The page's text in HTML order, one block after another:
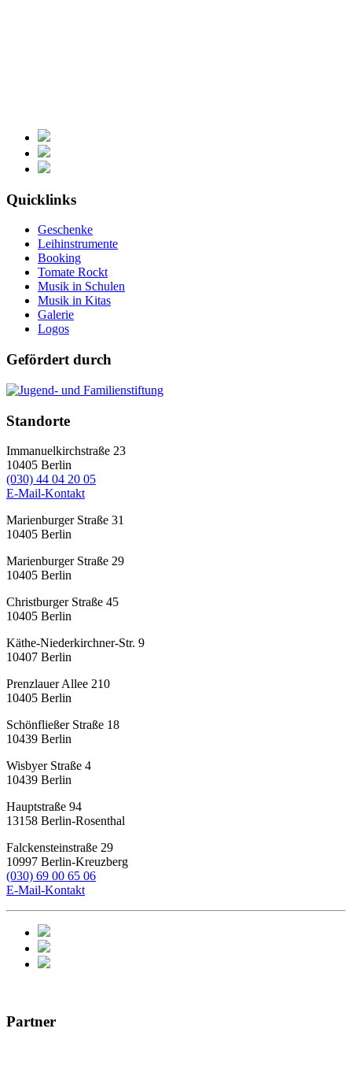
Quicklinks
Geschenke
Leihinstrumente
Booking
Tomate Rockt
Musik in Schulen
Musik in Kitas
Galerie
Logos
Gefördert durch
Standorte
Immanuelkirchstraße 23
10405 Berlin
(030) 44 04 20 05
E-Mail-Kontakt
Marienburger Straße 31
10405 Berlin
Marienburger Straße 29
10405 Berlin
Christburger Straße 45
10405 Berlin
Käthe-Niederkirchner-Str. 9
10407 Berlin
Prenzlauer Allee 210
10405 Berlin
Schönfließer Straße 18
10439 Berlin
Wisbyer Straße 4
10439 Berlin
Hauptstraße 94
13158 Berlin-Rosenthal
Falckensteinstraße 29
10997 Berlin-Kreuzberg
(030) 69 00 65 06
E-Mail-Kontakt
Partner